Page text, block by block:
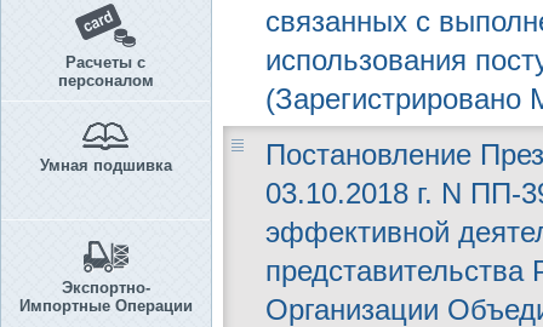
Расчеты с
персоналом
Умная подшивка
Экспортно-
Импортные Операции
связанных с
использования
Постановление
03.10.2018 г. N ПП-
эффективной
представительства
Организации